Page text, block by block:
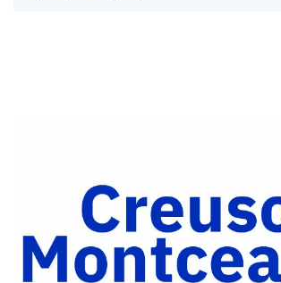
Facebook
Partager
Twitter
Partager
par
e-